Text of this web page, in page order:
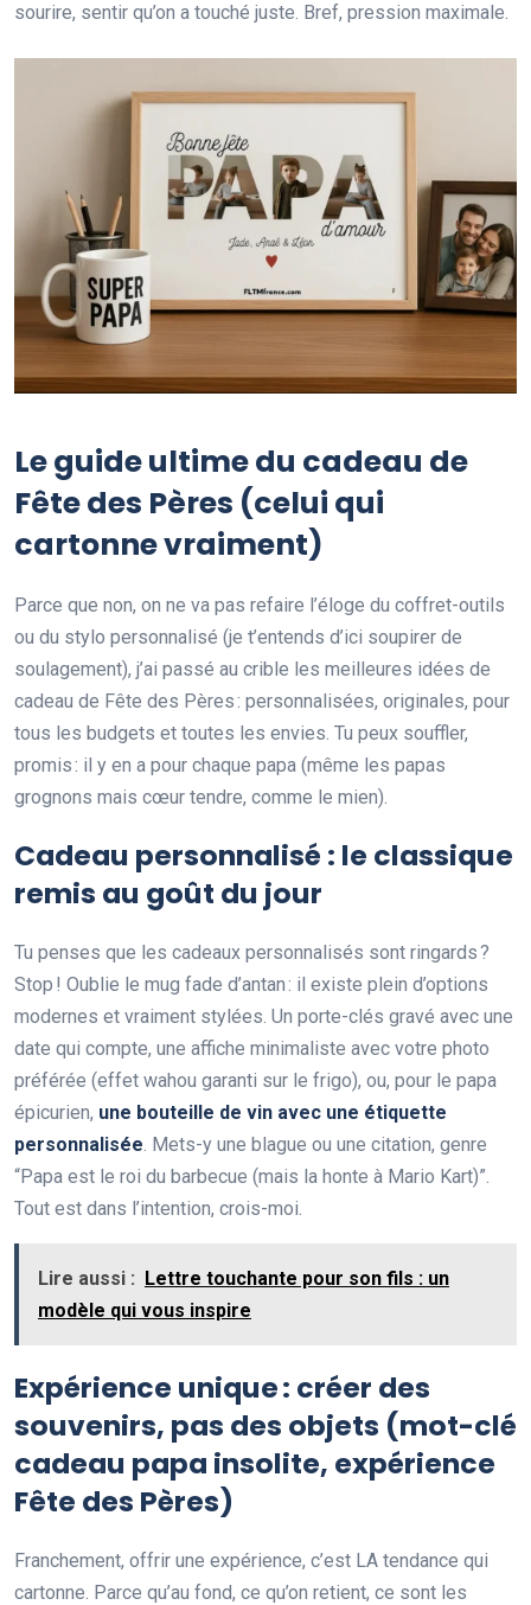
sourire, sentir qu’on a touché juste. Bref, pression maximale.
Le guide ultime du cadeau de
Fête des Pères (celui qui
cartonne vraiment)
Parce que non, on ne va pas refaire l’éloge du coffret-outils
ou du stylo personnalisé (je t’entends d’ici soupirer de
soulagement), j’ai passé au crible les meilleures idées de
cadeau de Fête des Pères : personnalisées, originales, pour
tous les budgets et toutes les envies. Tu peux souffler,
promis : il y en a pour chaque papa (même les papas
grognons mais cœur tendre, comme le mien).
Cadeau personnalisé : le classique
remis au goût du jour
Tu penses que les cadeaux personnalisés sont ringards ?
Stop ! Oublie le mug fade d’antan : il existe plein d’options
modernes et vraiment stylées. Un porte-clés gravé avec une
date qui compte, une affiche minimaliste avec votre photo
préférée (effet wahou garanti sur le frigo), ou, pour le papa
épicurien, une bouteille de vin avec une étiquette
personnalisée. Mets-y une blague ou une citation, genre
“Papa est le roi du barbecue (mais la honte à Mario Kart)”.
Tout est dans l’intention, crois-moi.
Lire aussi :
Lettre touchante pour son fils : un
modèle qui vous inspire
Expérience unique : créer des
souvenirs, pas des objets (mot-clé
cadeau papa insolite, expérience
Fête des Pères)
Franchement, offrir une expérience, c’est LA tendance qui
cartonne. Parce qu’au fond, ce qu’on retient, ce sont les